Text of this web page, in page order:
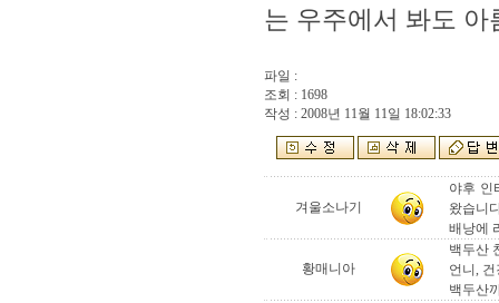
는 우주에서 봐도 아
파일 :
조회 : 1698
작성 : 2008년 11월 11일 18:02:33
겨울소나기
야후 인
왔습니
배낭에
황매니아
백두산
언니,
백두산